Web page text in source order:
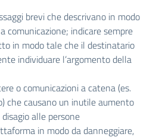
brevi che descrivano in modo
comunicazione; indicare sempre
in modo tale che il destinatario
individuare l’argomento della
o comunicazioni a catena (es.
che causano un inutile aumento
alle persone
in modo da danneggiare,